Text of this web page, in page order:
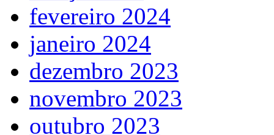
fevereiro 2024
janeiro 2024
dezembro 2023
novembro 2023
outubro 2023